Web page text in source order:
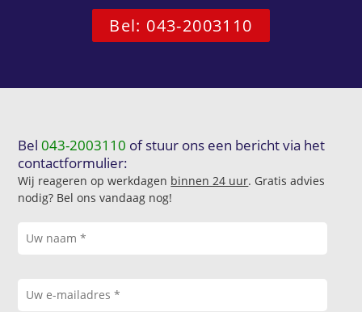
Bel: 043-2003110
Bel043-2003110 of stuur ons een bericht via het
contactformulier:
Wij reageren op werkdagen binnen 24 uur. Gratis advies
nodig? Bel ons vandaag nog!